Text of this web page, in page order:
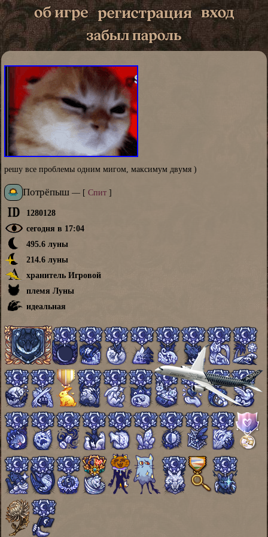
решу все проблемы одним мигом, максимум двумя )
Потрёпыш— [ Спит]
1280128
сегодня в 17:04
495.6 луны
214.6 луны
хранитель Игровой
племя Луны
идеальная